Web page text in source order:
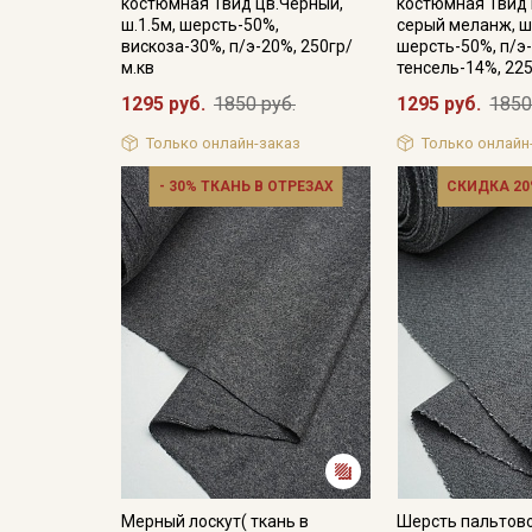
ш.1.5м, шерсть-50%,
вискоза-30%, п/э-20%, 250гр/
м.кв
1295 руб. 1850 руб.
Только онлайн-заказ
серый меланж,
шерсть-50%, п/
тенсель-14%,
1295 руб.
Только
- 30% ТКАНЬ В ОТРЕЗАХ
Мерный лоскут( ткань в
СКИДКА
Шерсть